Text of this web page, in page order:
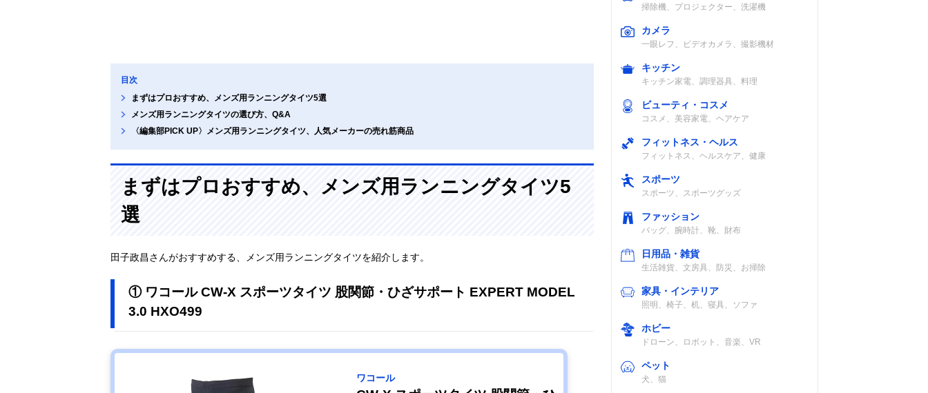
目次
まずはプロおすすめ、メンズ用ランニングタイツ5選
メンズ用ランニングタイツの選び方、Q&A
〈編集部PICK UP〉メンズ用ランニングタイツ、人気メーカーの売れ筋商品
まずはプロおすすめ、メンズ用ランニングタイツ5
選
田子政昌さんがおすすめする、メンズ用ランニングタイツを紹介します。
① ワコール CW-X スポーツタイツ 股関節・ひざサポート EXPERT MODEL
3.0 HXO499
ワコール
掃除機、プロジェクター、洗濯機
カメラ
一眼レフ、ビデオカメラ、撮影機材
キッチン
キッチン家電、調理器具、料理
ビューティ・コスメ
コスメ、美容家電、ヘアケア
フィットネス・ヘルス
フィットネス、ヘルスケア、健康
スポーツ
スポーツ、スポーツグッズ
ファッション
バッグ、腕時計、靴、財布
日用品・雑貨
生活雑貨、文房具、防災、お掃除
家具・インテリア
照明、椅子、机、寝具、ソファ
ホビー
ドローン、ロボット、音楽、VR
ペット
犬、猫